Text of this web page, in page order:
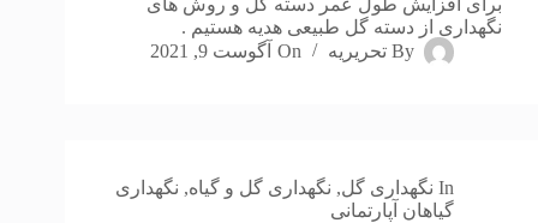
برای افزایش طول عمر دسته گل و روش های
نگهداری از دسته گل طبیعی هدیه هستیم .
By تحریریه On آگوست 9, 2021
In نگهداری گل, نگهداری گل و گیاه, نگهداری
گیاهان آپارتمانی